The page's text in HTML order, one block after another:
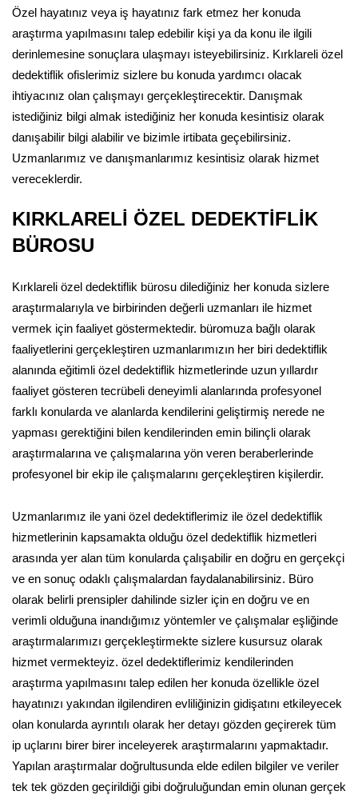
Özel hayatınız veya iş hayatınız fark etmez her konuda
araştırma yapılmasını talep edebilir kişi ya da konu ile ilgili
derinlemesine sonuçlara ulaşmayı isteyebilirsiniz. Kırklareli özel
dedektiflik ofislerimiz sizlere bu konuda yardımcı olacak
ihtiyacınız olan çalışmayı gerçekleştirecektir. Danışmak
istediğiniz bilgi almak istediğiniz her konuda kesintisiz olarak
danışabilir bilgi alabilir ve bizimle irtibata geçebilirsiniz.
Uzmanlarımız ve danışmanlarımız kesintisiz olarak hizmet
vereceklerdir.
KIRKLARELİ ÖZEL DEDEKTİFLİK
BÜROSU
Kırklareli özel dedektiflik bürosu dilediğiniz her konuda sizlere
araştırmalarıyla ve birbirinden değerli uzmanları ile hizmet
vermek için faaliyet göstermektedir. büromuza bağlı olarak
faaliyetlerini gerçekleştiren uzmanlarımızın her biri dedektiflik
alanında eğitimli özel dedektiflik hizmetlerinde uzun yıllardır
faaliyet gösteren tecrübeli deneyimli alanlarında profesyonel
farklı konularda ve alanlarda kendilerini geliştirmiş nerede ne
yapması gerektiğini bilen kendilerinden emin bilinçli olarak
araştırmalarına ve çalışmalarına yön veren beraberlerinde
profesyonel bir ekip ile çalışmalarını gerçekleştiren kişilerdir.
Uzmanlarımız ile yani özel dedektiflerimiz ile özel dedektiflik
hizmetlerinin kapsamakta olduğu özel dedektiflik hizmetleri
arasında yer alan tüm konularda çalışabilir en doğru en gerçekçi
ve en sonuç odaklı çalışmalardan faydalanabilirsiniz. Büro
olarak belirli prensipler dahilinde sizler için en doğru ve en
verimli olduğuna inandığımız yöntemler ve çalışmalar eşliğinde
araştırmalarımızı gerçekleştirmekte sizlere kusursuz olarak
hizmet vermekteyiz. özel dedektiflerimiz kendilerinden
araştırma yapılmasını talep edilen her konuda özellikle özel
hayatınızı yakından ilgilendiren evliliğinizin gidişatını etkileyecek
olan konularda ayrıntılı olarak her detayı gözden geçirerek tüm
ip uçlarını birer birer inceleyerek araştırmalarını yapmaktadır.
Yapılan araştırmalar doğrultusunda elde edilen bilgiler ve veriler
tek tek gözden geçirildiği gibi doğruluğundan emin olunan gerçek